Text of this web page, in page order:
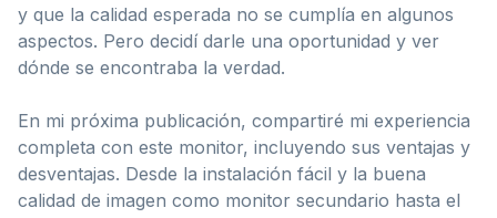
y que la calidad esperada no se cumplía en algunos
aspectos. Pero decidí darle una oportunidad y ver
dónde se encontraba la verdad.
En mi próxima publicación, compartiré mi experiencia
completa con este monitor, incluyendo sus ventajas y
desventajas. Desde la instalación fácil y la buena
calidad de imagen como monitor secundario hasta el